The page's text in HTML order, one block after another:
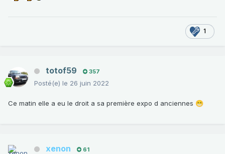
1
totof59 357
Posté(e) le 26 juin 2022
Ce matin elle a eu le droit a sa première expo d anciennes 😁
xenon 61